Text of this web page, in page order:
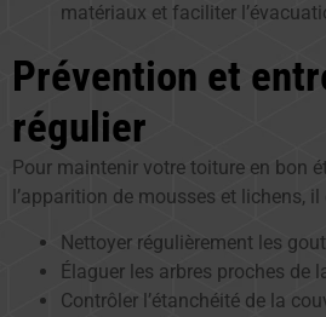
matériaux et faciliter
Prévention et
régulier
Pour maintenir votre toiture en bon
l’apparition de mousses et lichens,
Nettoyer régulièrement les
Élaguer les arbres proches de
Contrôler l’étanchéité de la